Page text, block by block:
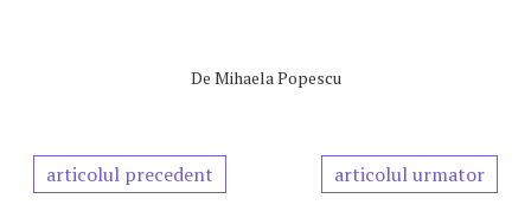
De Mihaela Popescu
articolul precedent articolul urmator